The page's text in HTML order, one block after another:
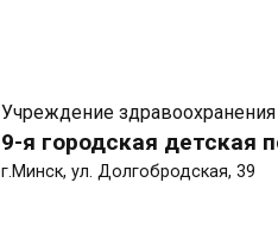
Учреждение здравоохранения
9-я городская детская
г.Минск, ул. Долгобродская, 39